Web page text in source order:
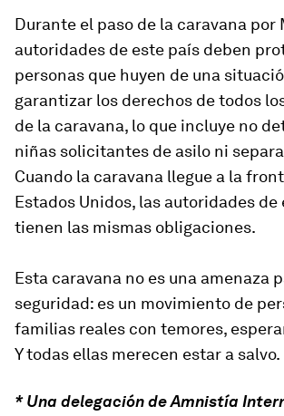
Durante el paso de la caravana por
autoridades de este país deben
personas que huyen de una
garantizar los derechos de todos
de la caravana, lo que incluye no
niñas solicitantes de asilo ni
Cuando la caravana llegue a la
Estados Unidos, las autoridades de
tienen las mismas obligaciones.
Esta caravana no es una amenaza
seguridad: es un movimiento de
familias reales con temores,
Y todas ellas merecen estar a salvo.
* Una delegación de Amnistía